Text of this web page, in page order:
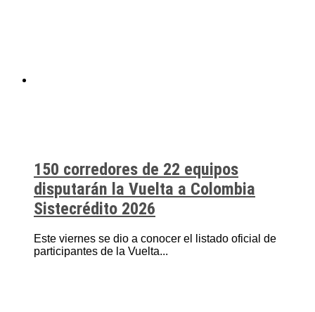
150 corredores de 22 equipos
disputarán la Vuelta a Colombia
Sistecrédito 2026
Este viernes se dio a conocer el listado oficial de
participantes de la Vuelta...